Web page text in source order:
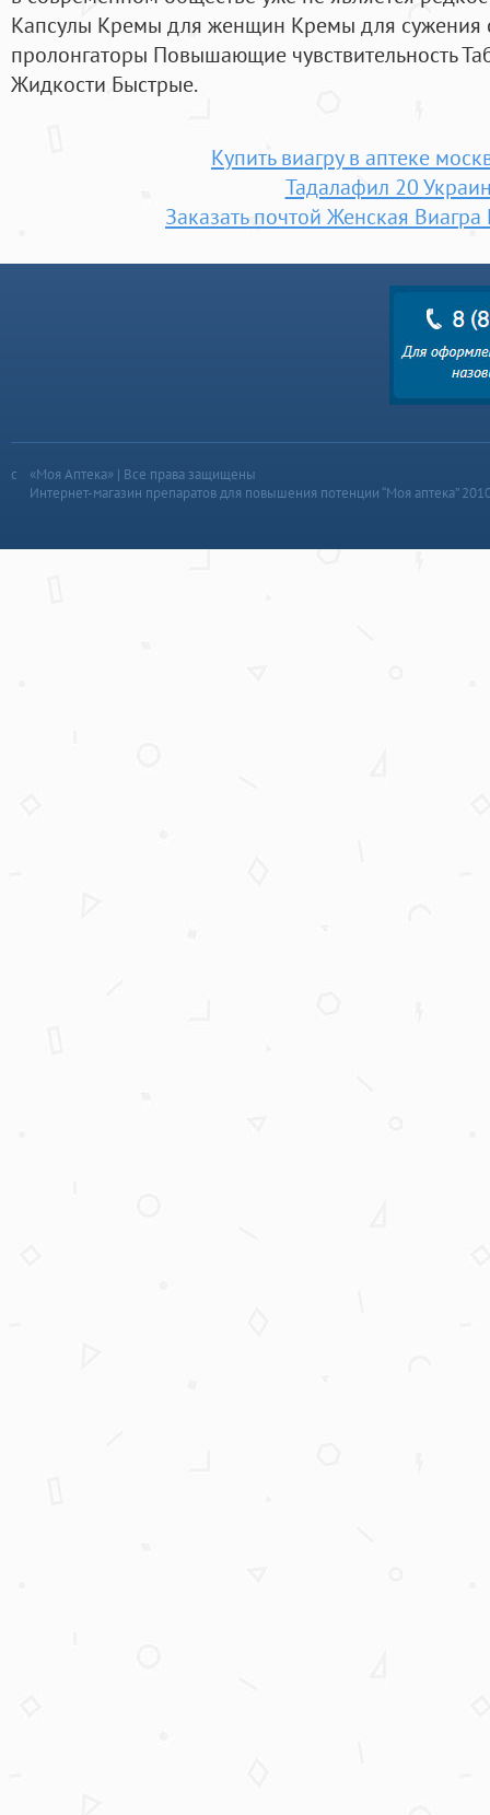
Капсулы Кремы для женщин Кремы для сужения
пролонгаторы Повышающие чувствительность
Жидкости Быстрые.
Купить виагру в аптеке
Тадалафил 20
Заказать почтой Женская
«Моя Аптека» | Все права защищены
Интернет-магазин препаратов для повышения потенции “Моя аптека”